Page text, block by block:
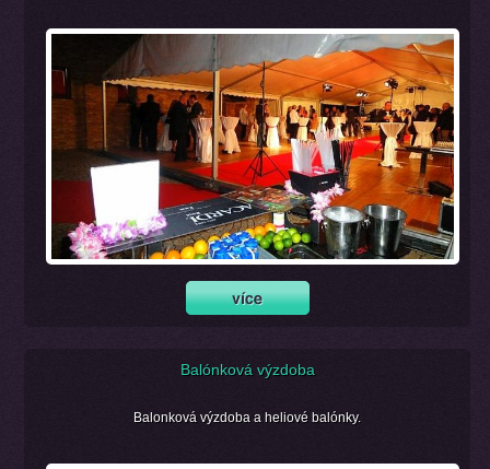
Balónková výzdoba
Balonková výzdoba a heliové balónky.